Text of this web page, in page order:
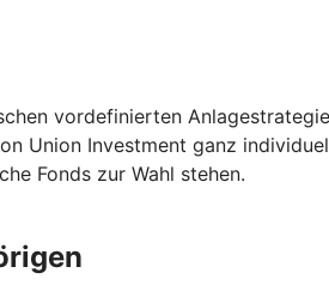
vordefinierten
Union Investment ganz
Fonds zur Wahl stehen.